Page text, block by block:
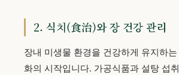
2. 식치(食治)와 장 건강 관리
장내 미생물 환경을 건강하게 유지하
화의 시작입니다. 가공식품과 설탕 섭